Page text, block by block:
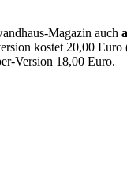
Magazin auch
kostet 20,00 Euro
Version 18,00 Euro.